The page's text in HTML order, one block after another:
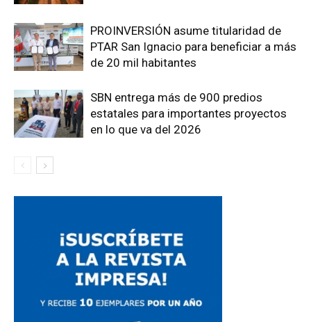
PROINVERSIÓN asume titularidad de
PTAR San Ignacio para beneficiar a más
de 20 mil habitantes
SBN entrega más de 900 predios
estatales para importantes proyectos
en lo que va del 2026